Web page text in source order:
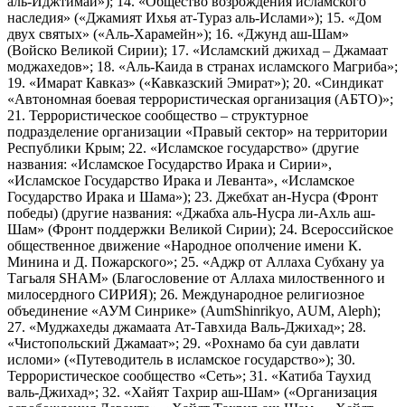
наследия» («Джамият Ихья ат-Тураз аль-Ислами»); 15. «Дом
двух святых» («Аль-Харамейн»); 16. «Джунд аш-Шам»
(Войско Великой Сирии); 17. «Исламский джихад – Джамаат
моджахедов»; 18. «Аль-Каида в странах исламского Магриба»;
19. «Имарат Кавказ» («Кавказский Эмират»); 20. «Синдикат
«Автономная боевая террористическая организация (АБТО)»;
21. Террористическое сообщество – структурное
подразделение организации «Правый сектор» на территории
Республики Крым; 22. «Исламское государство» (другие
названия: «Исламское Государство Ирака и Сирии»,
«Исламское Государство Ирака и Леванта», «Исламское
Государство Ирака и Шама»); 23. Джебхат ан-Нусра (Фронт
победы) (другие названия: «Джабха аль-Нусра ли-Ахль аш-
Шам» (Фронт поддержки Великой Сирии); 24. Всероссийское
общественное движение «Народное ополчение имени К.
Минина и Д. Пожарского»; 25. «Аджр от Аллаха Субхану уа
Тагьаля SHAM» (Благословение от Аллаха милоственного и
милосердного СИРИЯ); 26. Международное религиозное
объединение «АУМ Синрике» (AumShinrikyo, AUM, Aleph);
27. «Муджахеды джамаата Ат-Тавхида Валь-Джихад»; 28.
«Чистопольский Джамаат»; 29. «Рохнамо ба суи давлати
исломи» («Путеводитель в исламское государство»); 30.
Террористическое сообщество «Сеть»; 31. «Катиба Таухид
валь-Джихад»; 32. «Хайят Тахрир аш-Шам» («Организация